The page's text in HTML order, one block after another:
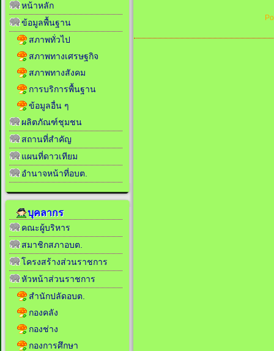
หน้าหลัก
ข้อมูลพื้นฐาน
สภาพทั่วไป
สภาพทางเศรษฐกิจ
สภาพทางสังคม
การบริการพื้นฐาน
ข้อมูลอื่น ๆ
ผลิตภัณฑ์ชุมชน
สถานที่สำคัญ
แผนที่ดาวเทียม
อำนาจหน้าที่อบต.
บุคลากร
คณะผู้บริหาร
สมาชิกสภาอบต.
โครงสร้างส่วนราชการ
หัวหน้าส่วนราชการ
สำนักปลัดอบต.
กองคลัง
กองช่าง
กองการศึกษา